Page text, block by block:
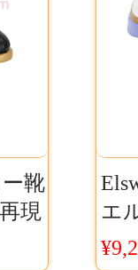
靴
現
エ